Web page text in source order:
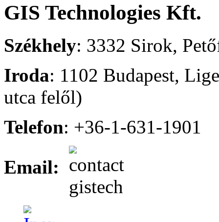
GIS Technologies Kft.
Székhely: 3332 Sirok,
Iroda: 1102 Budapest,
utca felől)
Telefon: +36-1-631-1901
Email: